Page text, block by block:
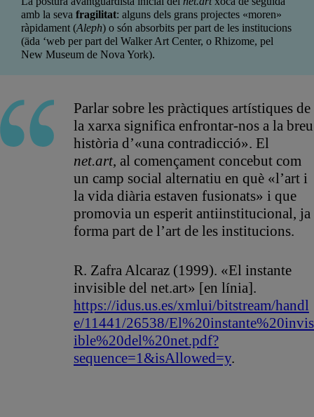
amb la seva fragilitat: alguns dels grans projectes «moren»
ràpidament (Aleph) o són absorbits per part de les institucions
(äda ‘web per part del Walker Art Center, o Rhizome, pel
New Museum de Nova York).
Parlar sobre les pràctiques artístiques de
la xarxa significa enfrontar-nos a la breu
història d’«una contradicció». El
net.art, al començament concebut com
un camp social alternatiu en què «l’art i
la vida diària estaven fusionats» i que
promovia un esperit antiinstitucional, ja
forma part de l’art de les institucions.
R. Zafra Alcaraz (1999). «El instante
invisible del net.art» [en línia].
https://idus.us.es/xmlui/bitstream/handl
e/11441/26538/El%20instante%20invis
ible%20del%20net.pdf?
sequence=1&isAllowed=y.